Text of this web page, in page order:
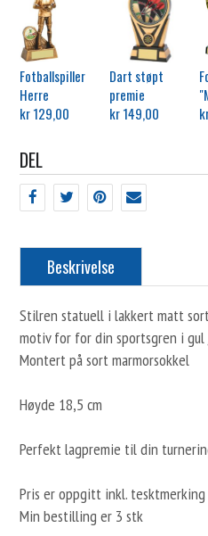
Fotballspiller
Herre
kr 129,00
Dart støpt
premie
kr 149,00
DEL
Beskrivelse
Stilren statuell i lakkert matt
motiv for for din sportsgren i gul
Montert på sort marmorsokkel
Høyde 18,5 cm
Perfekt lagpremie til din
Pris er oppgitt inkl.
Min bestilling er 3 stk